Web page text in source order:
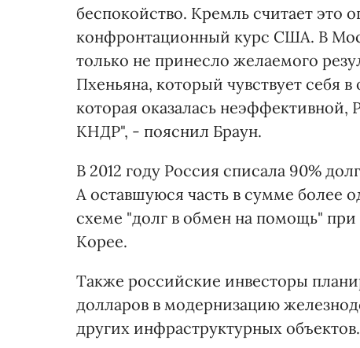
беспокойство. Кремль считает это
конфронтационный курс США. В
только не принесло желаемого
Пхеньяна, который чувствует себя
которая оказалась неэффективной,
КНДР", - пояснил Браун.
В 2012 году Россия списала 90%
А оставшуюся часть в сумме более
схеме "долг в обмен на помощь"
Корее.
Также российские инвесторы
долларов в модернизацию
других инфраструктурных объектов.